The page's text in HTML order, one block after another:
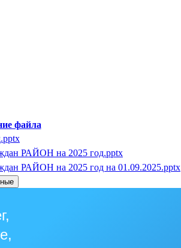
файла
РАЙОН на 2025 год.pptx
РАЙОН на 2025 год на 01.09.2025.pptx